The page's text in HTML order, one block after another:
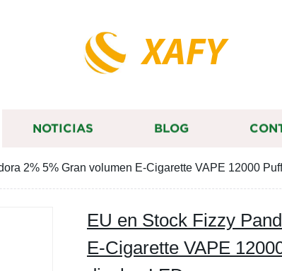
XAFY
NOTICIAS BLOG
2% 5% Gran volumen E-Cigarette VAPE 12000
EU en Stock Fizzy
E-Cigarette VAPE